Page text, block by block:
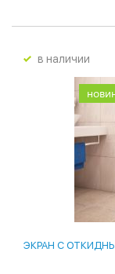
в наличии
ЭКРАН С